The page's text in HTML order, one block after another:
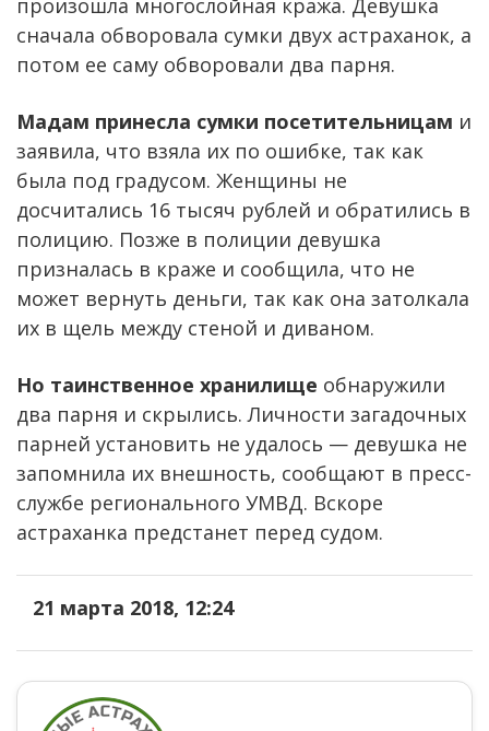
произошла многослойная кража. Девушка
сначала обворовала сумки двух астраханок, а
потом ее саму обворовали два парня.
Мадам принесла сумки посетительницам и
заявила, что взяла их по ошибке, так как
была под градусом. Женщины не
досчитались 16 тысяч рублей и обратились в
полицию. Позже в полиции девушка
призналась в краже и сообщила, что не
может вернуть деньги, так как она затолкала
их в щель между стеной и диваном.
Но таинственное хранилище обнаружили
два парня и скрылись. Личности загадочных
парней установить не удалось — девушка не
запомнила их внешность, сообщают в пресс-
службе регионального УМВД. Вскоре
астраханка предстанет перед судом.
21 марта 2018, 12:24